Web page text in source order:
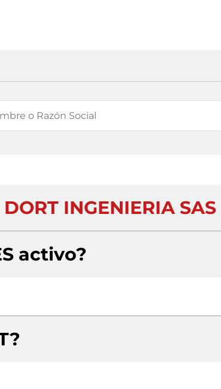
DORT INGENIERIA SAS
activo?